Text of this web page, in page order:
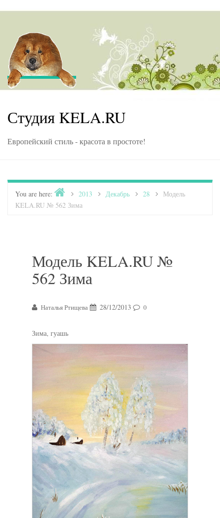
Студия KELA.RU
Европейский стиль - красота в простоте!
You are here: Home2013 Декабрь 28
Модель
KELA.RU № 562 Зима
Модель KELA.RU №
562 Зима
Наталья Ртищева 28/12/2013 0
Зима, гуашь